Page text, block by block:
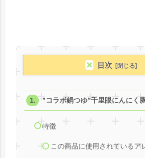
目次
”コラボ鍋つゆ”千里眼にんにく
特徴
この商品に使用されているア